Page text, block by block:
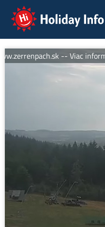
Holiday Info
-- Viac informácií: